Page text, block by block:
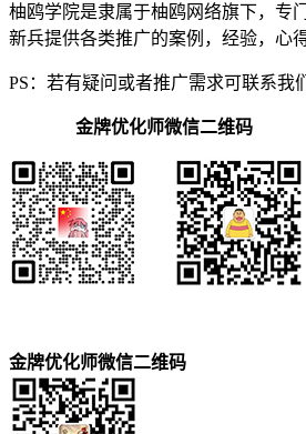
柚鸥学院是隶属于柚鸥网络旗下，专
新兵提供各类推广的案例，经验，心
PS：若有疑问或者推广需求可联系我
金牌优化师微信二维码
金牌优化师微信二维码